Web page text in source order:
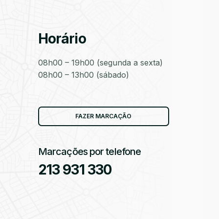
Horário
08h00 – 19h00 (segunda a sexta)
08h00 – 13h00 (sábado)
FAZER MARCAÇÃO
Marcações por telefone
213 931 330